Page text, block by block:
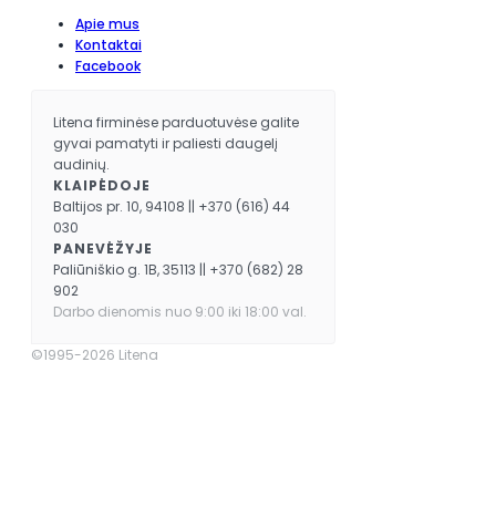
Apie mus
Kontaktai
Facebook
Litena firminėse parduotuvėse galite
gyvai pamatyti ir paliesti daugelį
audinių.
KLAIPĖDOJE
Baltijos pr. 10, 94108 || +370 (616) 44
030
PANEVĖŽYJE
Paliūniškio g. 1B, 35113 || +370 (682) 28
902
Darbo dienomis nuo 9:00 iki 18:00 val.
©1995-2026 Litena